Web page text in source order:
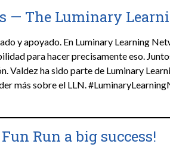
— The Luminary
y apoyado. En Luminary Learning
para hacer precisamente eso.
Valdez ha sido parte de Luminary
más sobre el LLN.
Run a big success!